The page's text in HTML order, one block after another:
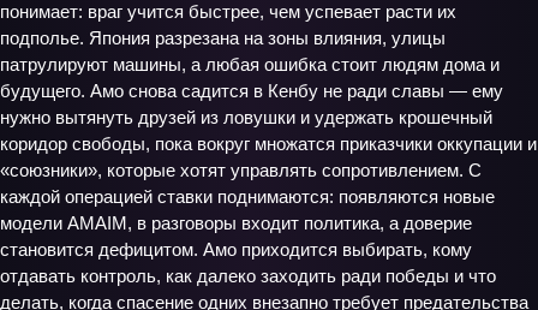
понимает: враг учится быстрее, чем успевает расти их
подполье. Япония разрезана на зоны влияния, улицы
патрулируют машины, а любая ошибка стоит людям дома и
будущего. Амо снова садится в Кенбу не ради славы — ему
нужно вытянуть друзей из ловушки и удержать крошечный
коридор свободы, пока вокруг множатся приказчики оккупации и
«союзники», которые хотят управлять сопротивлением. С
каждой операцией ставки поднимаются: появляются новые
модели AMAIM, в разговоры входит политика, а доверие
становится дефицитом. Амо приходится выбирать, кому
отдавать контроль, как далеко заходить ради победы и что
делать, когда спасение одних внезапно требует предательства